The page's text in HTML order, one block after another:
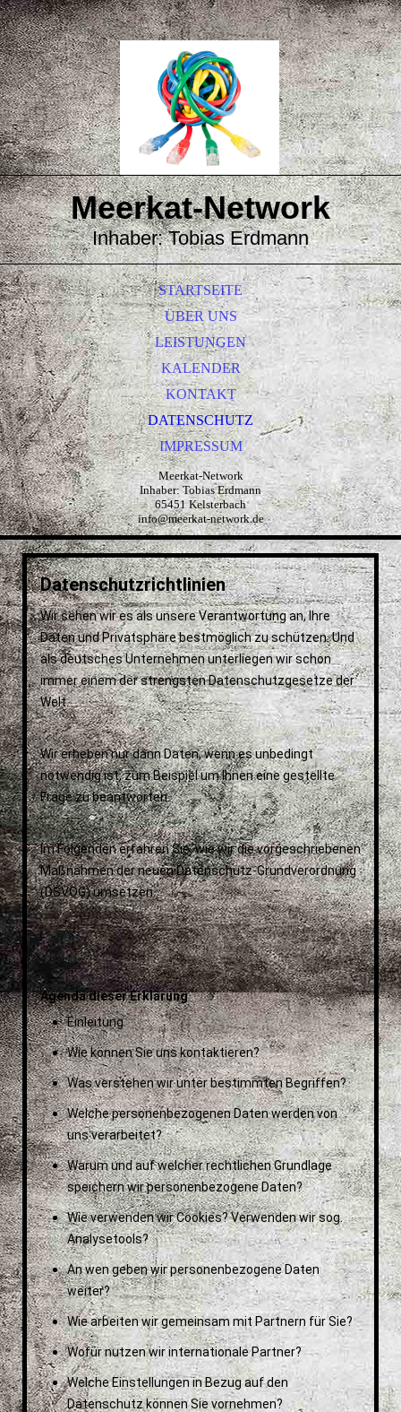
Meerkat-Network
Inhaber: Tobias Erdmann
STARTSEITE
ÜBER UNS
LEISTUNGEN
KALENDER
KONTAKT
DATENSCHUTZ
IMPRESSUM
Meerkat-Network
Inhaber: Tobias Erdmann
65451 Kelsterbach
info@meerkat-network.de
Datenschutzrichtlinien
Wir sehen wir es als unsere Verantwortung an, Ihre
Daten und Privatsphäre bestmöglich zu schützen. Und
als deutsches Unternehmen unterliegen wir schon
immer einem der strengsten Datenschutzgesetze der
Welt.
Wir erheben nur dann Daten, wenn es unbedingt
notwendig ist, zum Beispiel um Ihnen eine gestellte
Frage zu beantworten.
Im Folgenden erfahren Sie, wie wir die vorgeschriebenen
Maßnahmen der neuen Datenschutz-Grundverordnung
(DSVOG) umsetzen.
Agenda dieser Erklärung
Einleitung
Wie können Sie uns kontaktieren?
Was verstehen wir unter bestimmten Begriffen?
Welche personenbezogenen Daten werden von
uns verarbeitet?
Warum und auf welcher rechtlichen Grundlage
speichern wir personenbezogene Daten?
Wie verwenden wir Cookies? Verwenden wir sog.
Analysetools?
An wen geben wir personenbezogene Daten
weiter?
Wie arbeiten wir gemeinsam mit Partnern für Sie?
Wofür nutzen wir internationale Partner?
Welche Einstellungen in Bezug auf den
Datenschutz können Sie vornehmen?